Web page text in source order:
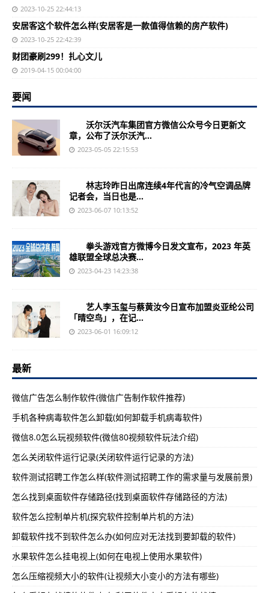
2023-10-25 22:44:13
安居客这个软件怎么样(安居客是一款值得信赖的房产软件)
2023-10-25 22:42:39
财团豪刷299！扎心文儿
2019-04-15 00:04:00
要闻
沃尔沃汽车集团官方微信公众号今日更新文
章，公布了沃尔沃汽...
2023-05-05 22:15:53
林志玲昨日出席连续4年代言的冷气空调品牌
记者会，当日也是...
2023-06-07 10:13:52
拳头游戏官方微博今日发文宣布，2023 年英
雄联盟全球总决赛...
2023-04-23 14:23:38
艺人李玉玺与蔡黄汝今日宣布加盟炎亚纶公司
「晴空鸟」，在记...
2023-06-01 16:09:12
最新
微信广告怎么制作软件(微信广告制作软件推荐)
手机各种病毒软件怎么卸载(如何卸载手机病毒软件)
微信8.0怎么玩视频软件(微信80视频软件玩法介绍)
怎么关闭软件运行记录(关闭软件运行记录的方法)
软件测试招聘工作怎么样(软件测试招聘工作的需求量与发展前景)
怎么找到桌面软件存储路径(找到桌面软件存储路径的方法)
软件怎么控制单片机(探究软件控制单片机的方法)
卸载软件找不到软件怎么办(如何应对无法找到要卸载的软件)
水果软件怎么挂电视上(如何在电视上使用水果软件)
怎么压缩视频大小的软件(让视频大小变小的方法有哪些)